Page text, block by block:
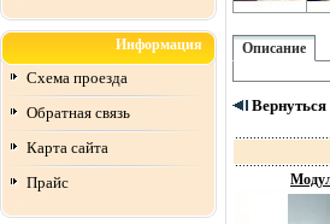
Информация
Схема проезда
Обратная связь
Карта сайта
Прайс
Описание
Вернуться